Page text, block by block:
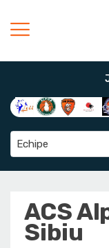
Echipe
ACS
Sibiu